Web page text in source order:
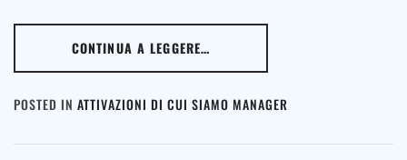
CONTINUA A LEGGERE…
POSTED IN ATTIVAZIONI DI CUI SIAMO MANAGER